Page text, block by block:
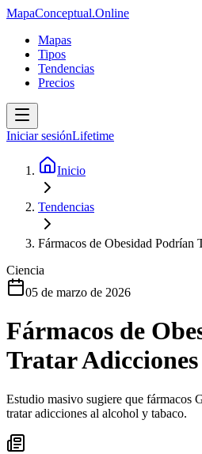
MapaConceptual.Online
Mapas
Tipos
Tendencias
Precios
Iniciar sesiónLifetime
Inicio
Tendencias
Fármacos de Obesidad Podrían
Ciencia
05 de marzo de 2026
Fármacos de
Tratar Adicciones
Estudio masivo sugiere que fármacos
tratar adicciones al alcohol y tabaco.